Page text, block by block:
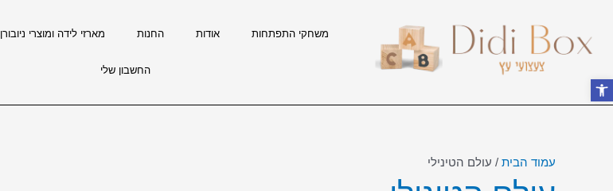
משחקי התפתחות אודות החנות מארזי לידה ומוצרי ניובורן
החשבון שלי
עמוד הבית / עולם הטינילי
פתח סרגל נגישות